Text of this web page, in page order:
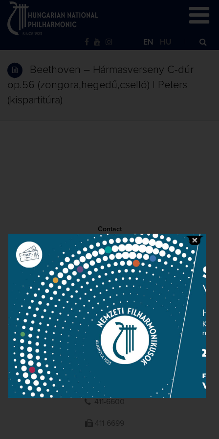
EN HU
Beethoven – Hármasverseny C-dúr
op.56 (zongora,hegedű,cselló) | Peters
(kispartitúra)
Contact
Public information
Press room
Terms and privacy
Imprint
NATIONAL PHILHARMONIC
1095 Budapest, Komor Marcell u. 1. (Müpa)
411-6600
411-6699